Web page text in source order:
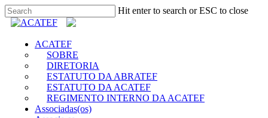
Hit enter to search or ESC to close
ACATEF
SOBRE
DIRETORIA
ESTATUTO DA ABRATEF
ESTATUTO DA ACATEF
REGIMENTO INTERNO DA ACATEF
Associadas(os)